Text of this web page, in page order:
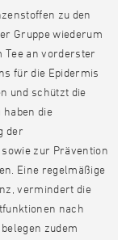
zu den
Gruppe wiederum
Tee an vorderster
für die Epidermis
und schützt die
haben die
der
sowie zur Prävention
Eine regelmäßige
vermindert die
nach
zudem